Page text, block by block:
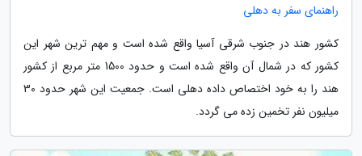
راهنمای سفر به دهلی
کشور هند در جنوب شرقی آسیا واقع شده است و مهم ترین شهر این
کشور که در شمال آن واقع شده است و حدود 1500 متر مربع از کشور
هند را به خود اختصاص داده دهلی است. جمعیت این شهر حدود 30
میلیون نفر تخمین زده می گردد.